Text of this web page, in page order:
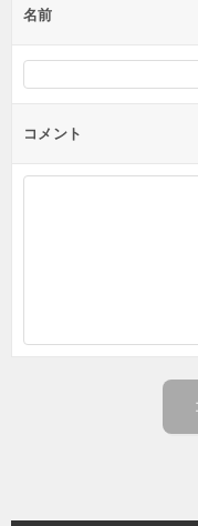
ー
シ
ン
名前
コメント